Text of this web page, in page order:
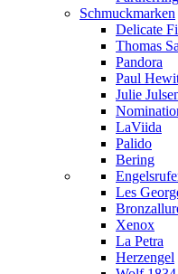
Schmuckmarken
Delicate
Thomas
Pandora
Paul
Julie
LaViida
Palido
Bering
Les
Xenox
La Petra
Herzengel